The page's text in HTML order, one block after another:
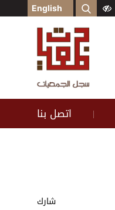
English
| اتصل بنا
شارك